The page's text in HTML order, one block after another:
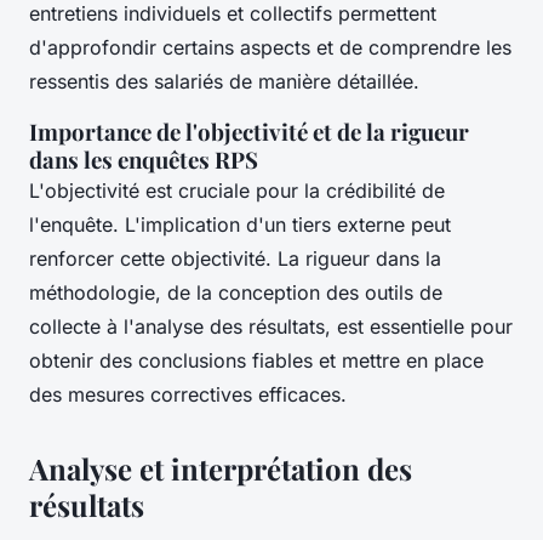
entretiens individuels et collectifs permettent
d'approfondir certains aspects et de comprendre les
ressentis des salariés de manière détaillée.
Importance de l'objectivité et de la rigueur
dans les enquêtes RPS
L'objectivité est cruciale pour la crédibilité de
l'enquête. L'implication d'un tiers externe peut
renforcer cette objectivité. La rigueur dans la
méthodologie, de la conception des outils de
collecte à l'analyse des résultats, est essentielle pour
obtenir des conclusions fiables et mettre en place
des mesures correctives efficaces.
Analyse et interprétation des
résultats